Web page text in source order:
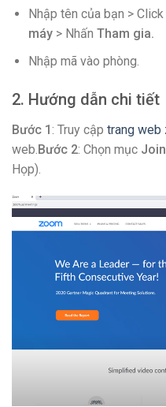
Nhập tên của bạn >
máy> Nhấn Tham gia.
Nhập mã vào phòng.
2. Hướng dẫn chi tiết
Bước 1 : Truy cập trang web
web. Bước 2: Chọn mục
Họp).